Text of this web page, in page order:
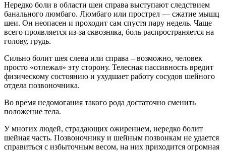
Нередко боли в области шеи справа выступают следствием
банального люмбаго. Люмбаго или прострел — сжатие мышц
шеи. Он неопасен и проходит сам спустя пару недель. Чаще
всего проявляется из-за сквозняка, боль распространяется на
голову, грудь.
Сильно болит шея слева или справа – возможно, человек
просто «отлежал» эту сторону. Телесная пассивность вредит
физическому состоянию и ухудшает работу сосудов шейного
отдела позвоночника.
Во время недомогания такого рода достаточно сменить
положение тела.
У многих людей, страдающих ожирением, нередко болит
шейная часть. Позвоночнику и шейным позвонкам не удается
справиться с избыточным весом, на них приходится огромная